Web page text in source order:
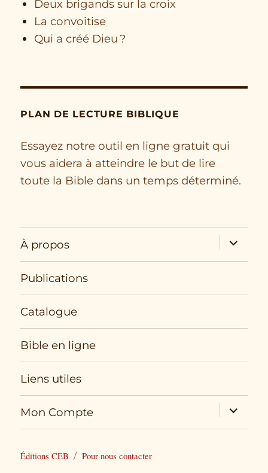
Deux brigands sur la croix
La convoitise
Qui a créé Dieu ?
PLAN DE LECTURE BIBLIQUE
Essayez notre outil en ligne gratuit qui
vous aidera à atteindre le but de lire
toute la Bible dans un temps déterminé.
À propos
expand
child
menu
Publications
Catalogue
Bible en ligne
Liens utiles
Mon Compte
expand
child
menu
Éditions CEB Pour nous contacter